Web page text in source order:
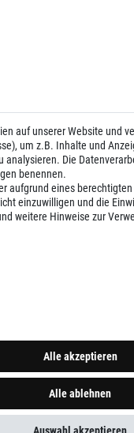
auf unserer Website und
um z.B. Inhalte und
Die
benennen.
aufgrund eines
einzuwilligen und die
weitere Hinweise zur
Alle akzeptieren
Alle ablehnen
Auswahl akzeptieren